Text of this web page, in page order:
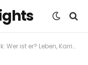
Karriere und Privatleben des Sat.1 Moderators